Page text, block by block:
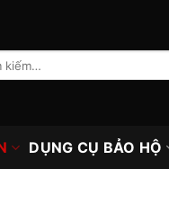
DỤNG CỤ BẢO HỘ